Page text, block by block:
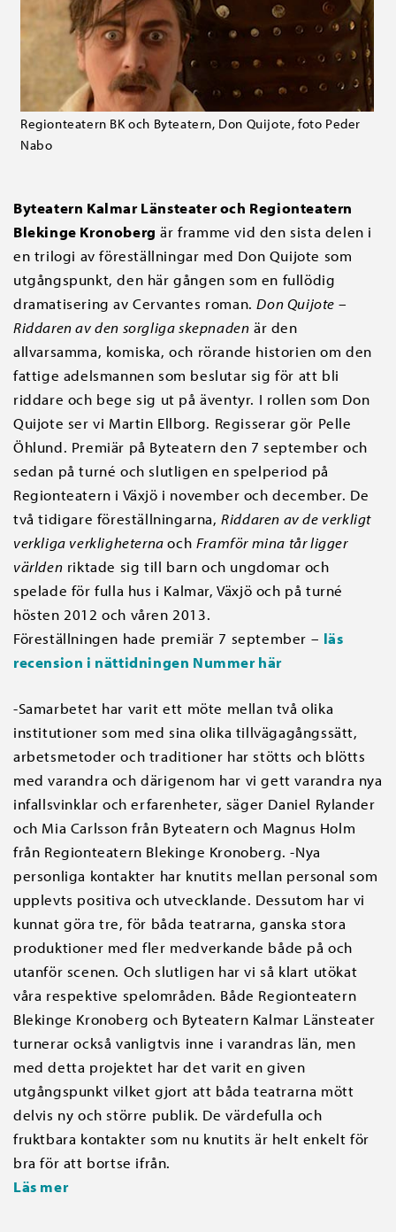
Regionteatern BK och Byteatern, Don Quijote, foto Peder
Nabo
Byteatern Kalmar Länsteater och Regionteatern
Blekinge Kronoberg är framme vid den sista delen i
en trilogi av föreställningar med Don Quijote som
utgångspunkt, den här gången som en fullödig
dramatisering av Cervantes roman.Don Quijote –
Riddaren av den sorgliga skepnaden är den
allvarsamma, komiska, och rörande historien om den
fattige adelsmannen som beslutar sig för att bli
riddare och bege sig ut på äventyr. I rollen som Don
Quijote ser vi Martin Ellborg. Regisserar gör Pelle
Öhlund. Premiär på Byteatern den 7 september och
sedan på turné och slutligen en spelperiod på
Regionteatern i Växjö i november och december. De
två tidigare föreställningarna,Riddaren av de verkligt
verkliga verkligheternaoch Framför mina tår ligger
världen riktade sig till barn och ungdomar och
spelade för fulla hus i Kalmar, Växjö och på turné
hösten 2012 och våren 2013.
Föreställningen hade premiär 7 september – läs
recension i nättidningen Nummer här
-Samarbetet har varit ett möte mellan två olika
institutioner som med sina olika tillvägagångssätt,
arbetsmetoder och traditioner har stötts och blötts
med varandra och därigenom har vi gett varandra nya
infallsvinklar och erfarenheter, säger Daniel Rylander
och Mia Carlsson från Byteatern och Magnus Holm
från Regionteatern Blekinge Kronoberg. -Nya
personliga kontakter har knutits mellan personal som
upplevts positiva och utvecklande. Dessutom har vi
kunnat göra tre, för båda teatrarna, ganska stora
produktioner med fler medverkande både på och
utanför scenen. Och slutligen har vi så klart utökat
våra respektive spelområden. Både Regionteatern
Blekinge Kronoberg och Byteatern Kalmar Länsteater
turnerar också vanligtvis inne i varandras län, men
med detta projektet har det varit en given
utgångspunkt vilket gjort att båda teatrarna mött
delvis ny och större publik. De värdefulla och
fruktbara kontakter som nu knutits är helt enkelt för
bra för att bortse ifrån.
Läs mer